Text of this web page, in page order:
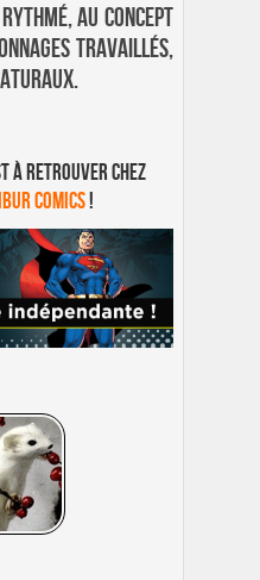
au concept
travaillés,
à retrouver chez
Comics!